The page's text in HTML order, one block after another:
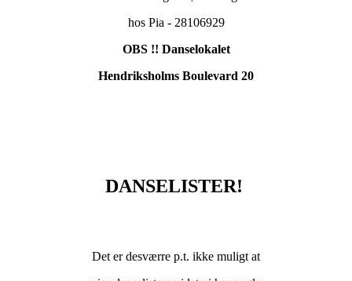
hos Pia - 28106929
OBS !! Danselokalet
Hendriksholms Boulevard 20
DANSELISTER!
Det er desværre p.t. ikke muligt at